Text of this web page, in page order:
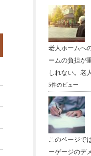
老人ホームへ
ームの負担が
しれない。老
5件のビュー
このページで
ーゲージのデ